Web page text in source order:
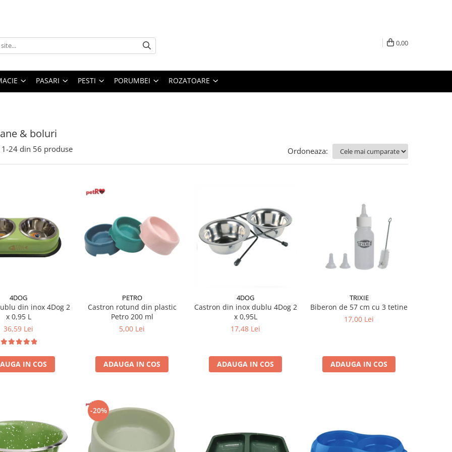
0,00
PASARI PESTI PORUMBEI ROZATOARE
& boluri
1-24 din 56 produse Ordoneaza:
4DOG
din inox 4Dog 2
x 0,95 L
36,59 Lei
IN COS
PETRO
Castron rotund din plastic
Petro 200 ml
5,00 Lei
ADAUGA IN COS
4DOG
Castron din inox dublu 4Dog 2
x 0,95L
17,48 Lei
ADAUGA IN COS
TRIXIE
Biberon de 57 cm cu 3 tetine
17,00 Lei
ADAUGA IN COS
-20%